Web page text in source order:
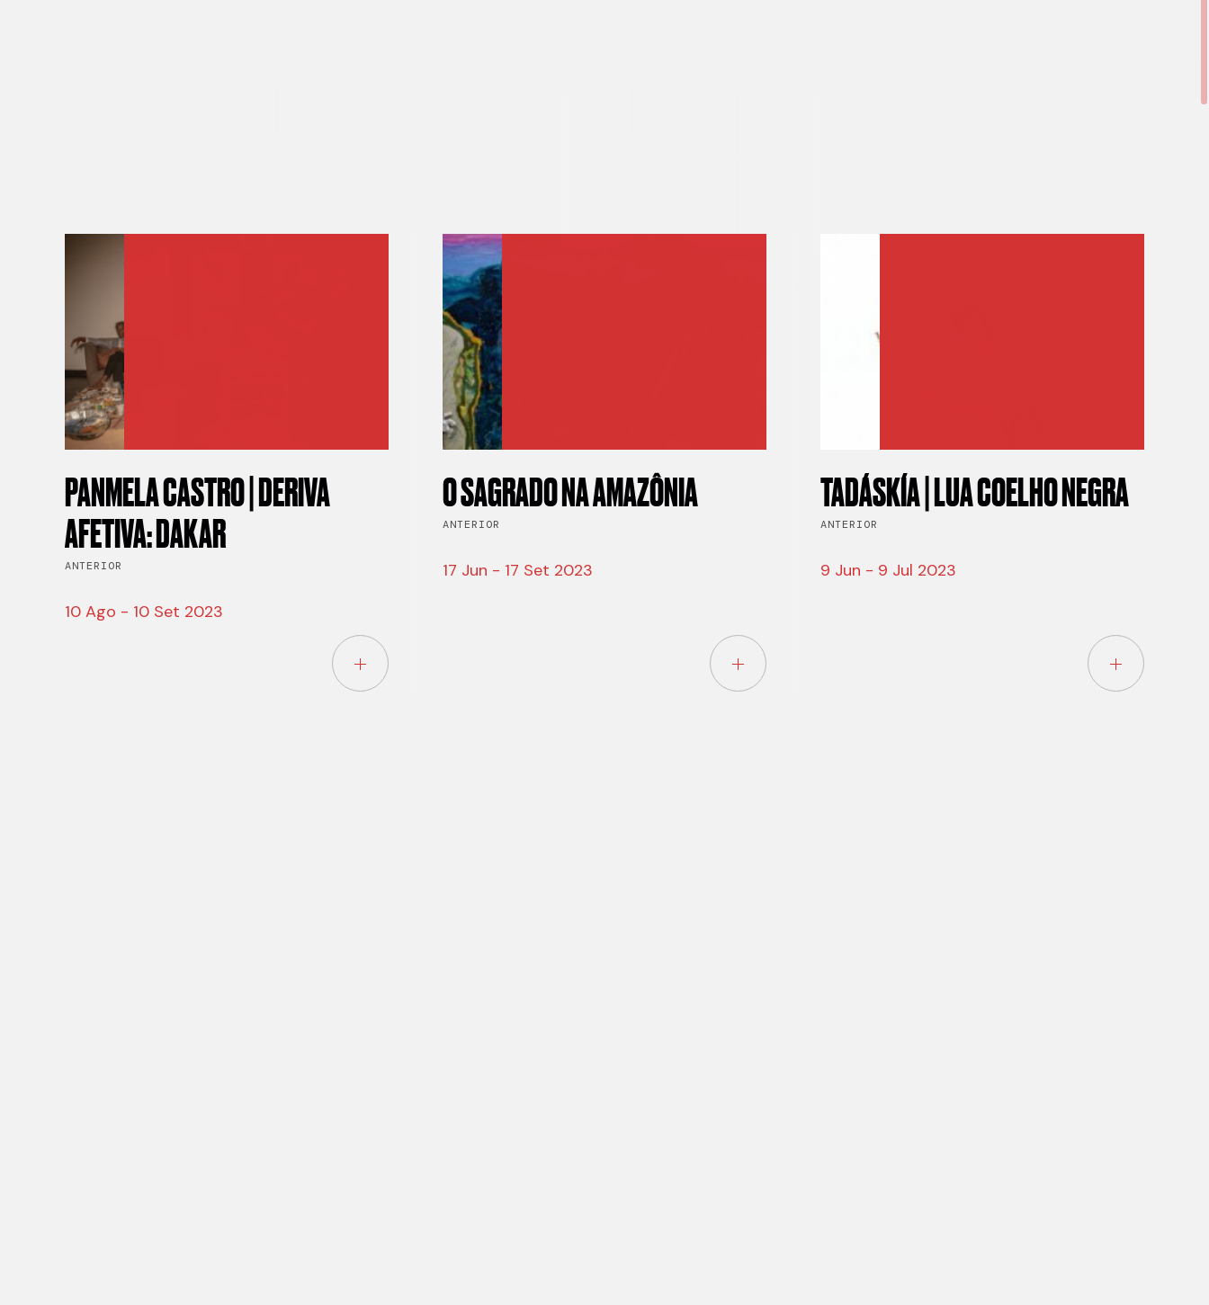
EXPOSIÇÕES
PANMELA CASTRO | DERIVA
AFETIVA: DAKAR
ANTERIOR
10 Ago - 10 Set 2023
O SAGRADO NA AMAZÔNIA
ANTERIOR
17 Jun - 17 Set 2023
TADÁSKÍA | LUA COELHO NEGRA
ANTERIOR
9 Jun - 9 Jul 2023